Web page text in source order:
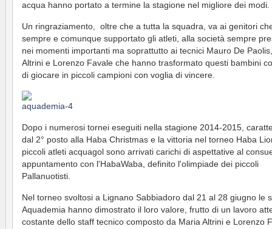
acqua hanno portato a termine la stagione nel migliore dei modi.
Un ringraziamento, oltre che a tutta la squadra, va ai genitori
sempre e comunque supportato gli atleti, alla società sempre
nei momenti importanti ma soprattutto ai tecnici Mauro De
Altrini e Lorenzo Favale che hanno trasformato questi bambini
di giocare in piccoli campioni con voglia di vincere.
Dopo i numerosi tornei eseguiti nella stagione 2014-2015,
dal 2° posto alla Haba Christmas e la vittoria nel torneo Haba
piccoli atleti acquagol sono arrivati carichi di aspettative al
appuntamento con l'HabaWaba, definito l'olimpiade dei piccoli
Pallanuotisti.
Nel torneo svoltosi a Lignano Sabbiadoro dal 21 al 28 giugno le
Aquademia hanno dimostrato il loro valore, frutto di un lavoro
costante dello staff tecnico composto da Maria Altrini e Lorenzo